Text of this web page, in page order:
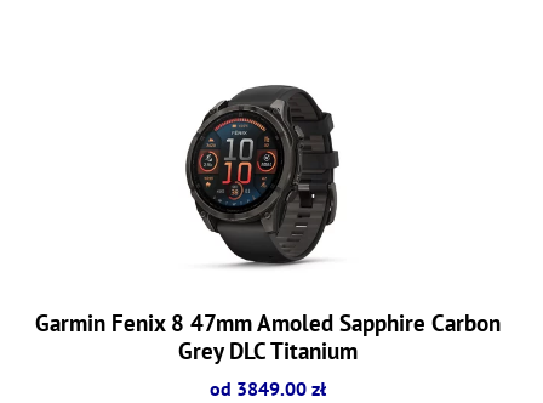
Garmin Fenix 8 47mm Amoled Sapphire Carbon
Grey DLC Titanium
od 3849.00 zł